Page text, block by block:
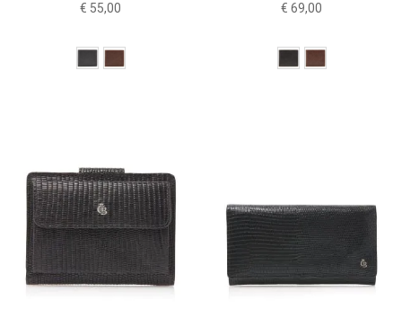
€ 55,00 € 69,00